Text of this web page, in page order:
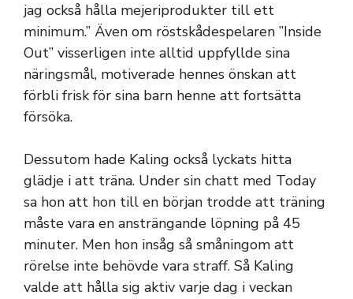
jag också hålla mejeriprodukter till ett
minimum.” Även om röstskådespelaren ”Inside
Out” visserligen inte alltid uppfyllde sina
näringsmål, motiverade hennes önskan att
förbli frisk för sina barn henne att fortsätta
försöka.
Dessutom hade Kaling också lyckats hitta
glädje i att träna. Under sin chatt med Today
sa hon att hon till en början trodde att träning
måste vara en ansträngande löpning på 45
minuter. Men hon insåg så småningom att
rörelse inte behövde vara straff. Så Kaling
valde att hålla sig aktiv varje dag i veckan